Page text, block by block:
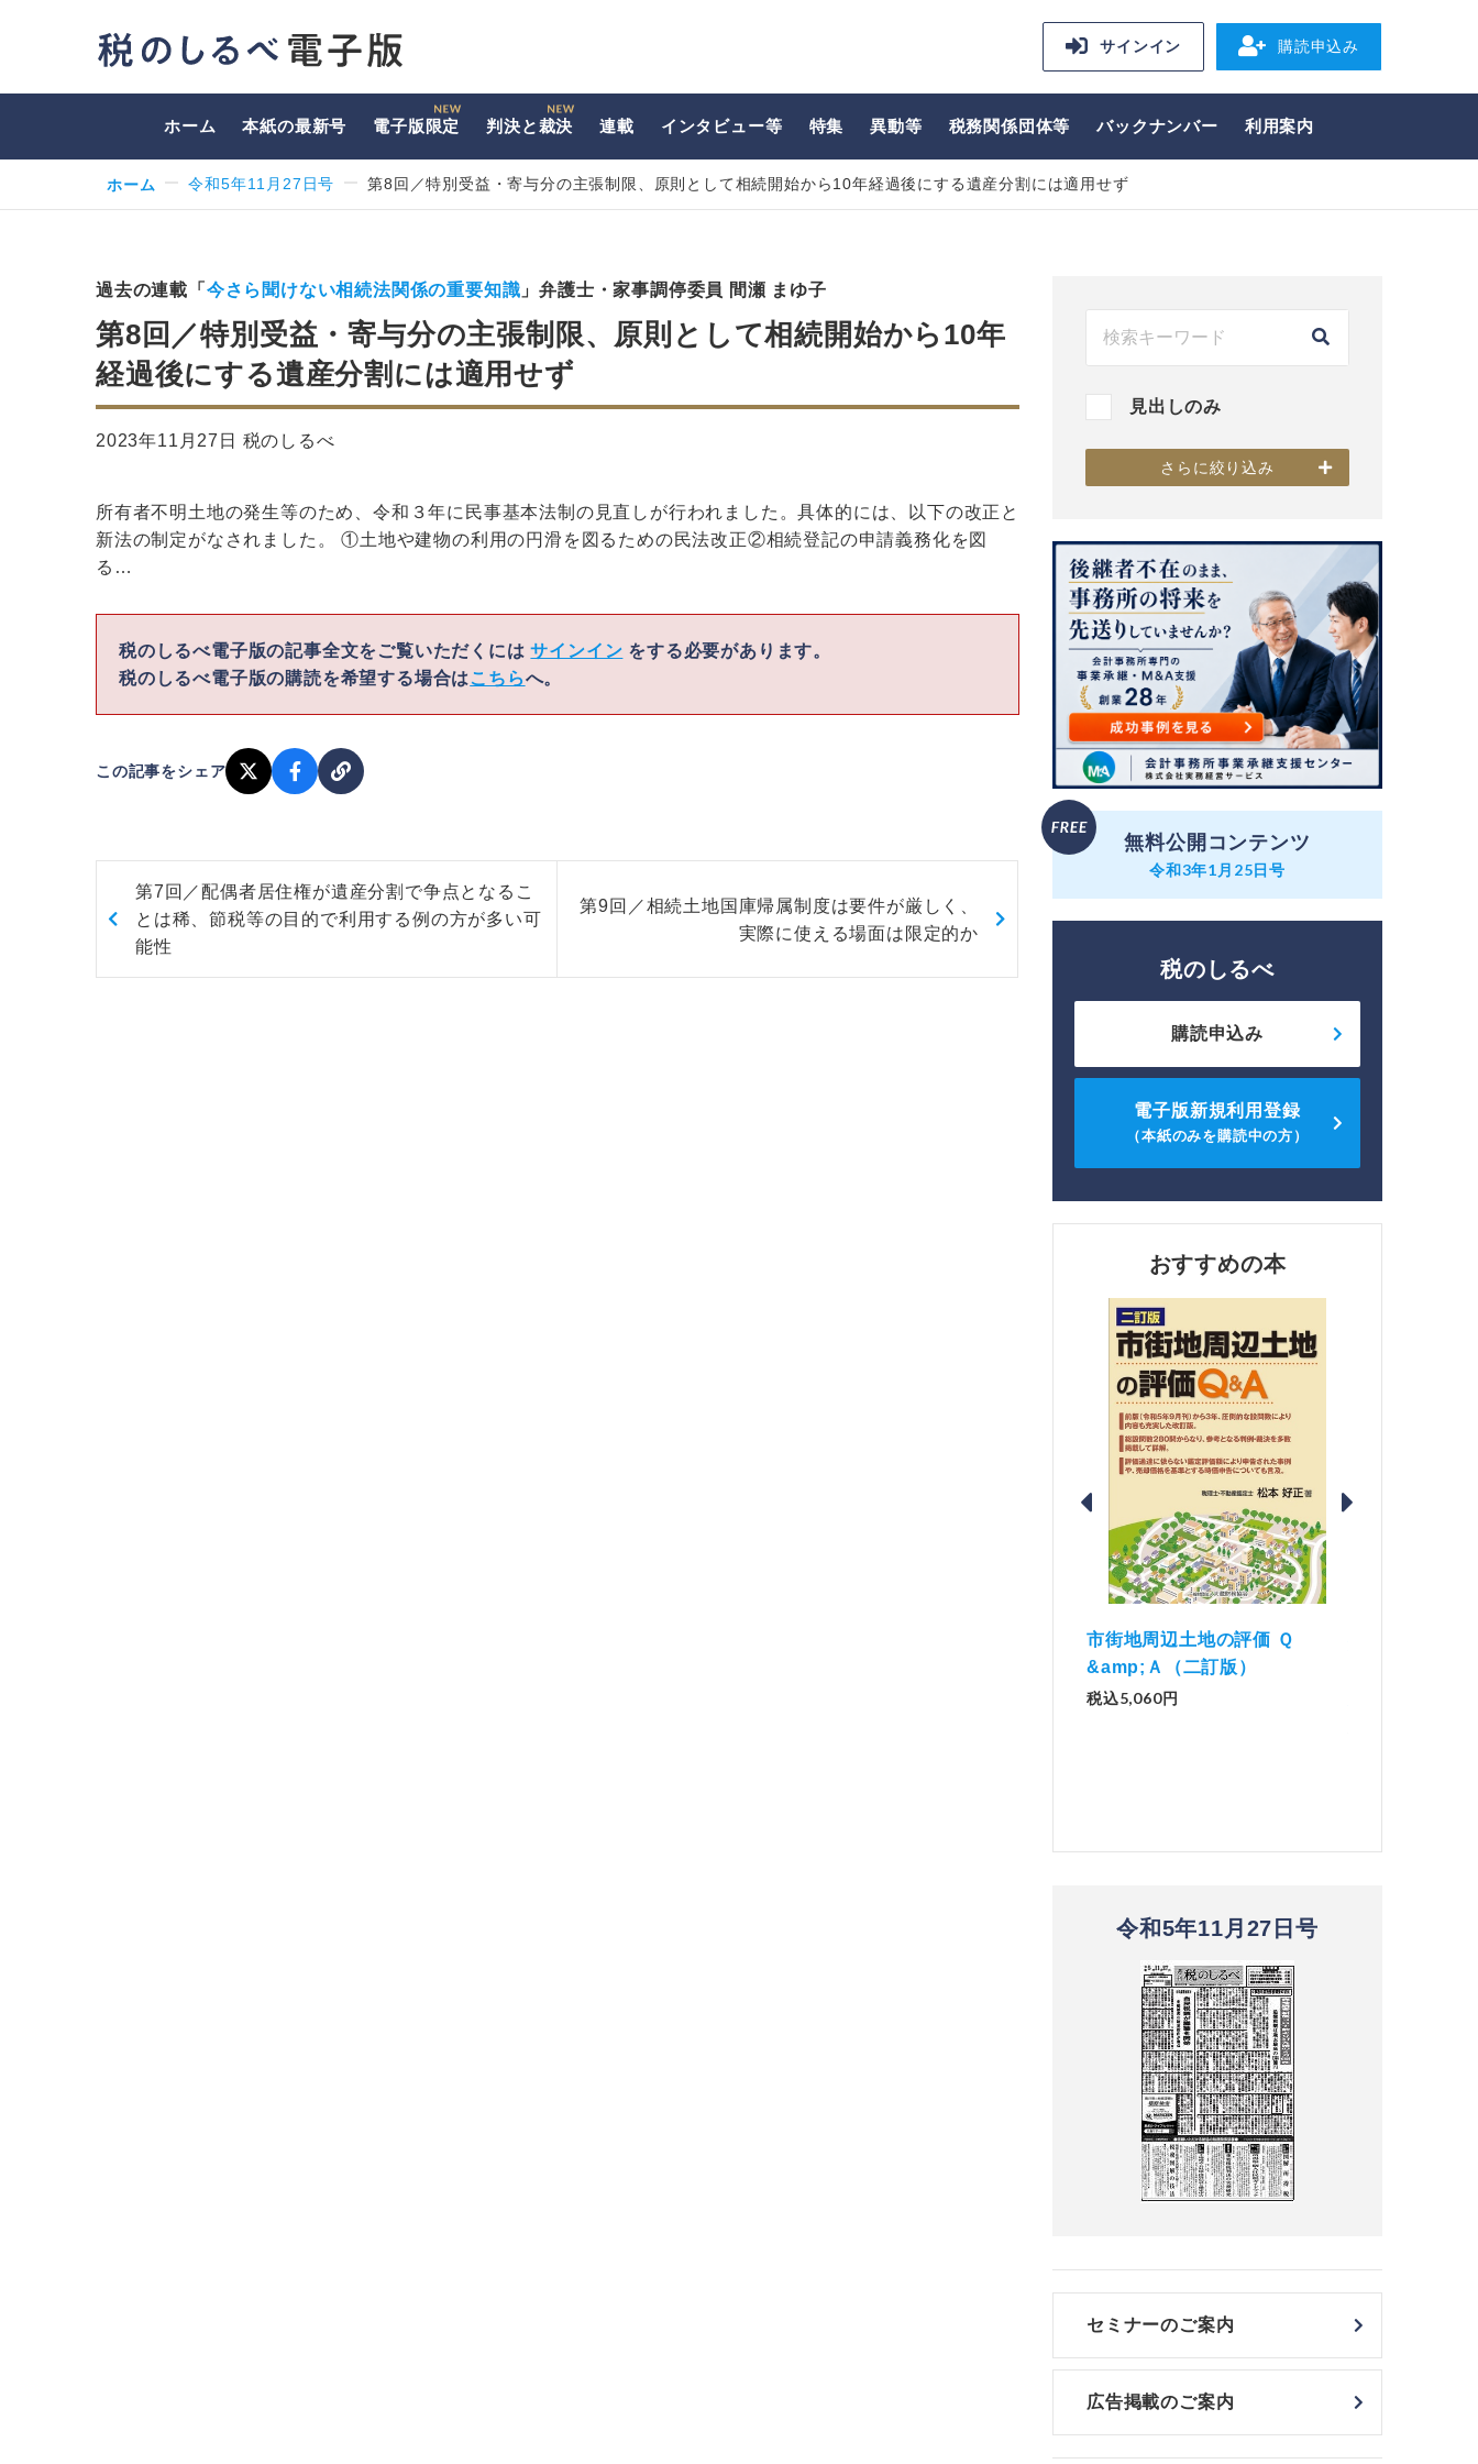
サインイン 購読申込み
ホーム 本紙の最新号 電子版限定 判決と裁決 連載 インタビュー等 特集 異動等 税務関係団体等 バックナンバー 利用案内
ホーム 令和5年11月27日号 第8回／特別受益・寄与分の主張制限、原則として相続開始から10年経過後にする遺産分割には適用せず
過去の連載「 今さら聞けない相続法関係の重要知識 」弁護士・家事調停委員 間瀬 まゆ子
第8回／特別受益・寄与分の主張制限、原則として相続開始から10年
経過後にする遺産分割には適用せず
2023年11月27日 税のしるべ
所有者不明土地の発生等のため、令和３年に民事基本法制の見直しが行われました。具体的には、以下の改正と
新法の制定がなされました。 ①土地や建物の利用の円滑を図るための民法改正②相続登記の申請義務化を図
る…
税のしるべ電子版の記事全文をご覧いただくにはサインイン をする必要があります。
税のしるべ電子版の購読を希望する場合は こちらへ。
この記事をシェア
第7回／配偶者居住権が遺産分割で争点となるこ
とは稀、節税等の目的で利用する例の方が多い可
能性
第9回／相続土地国庫帰属制度は要件が厳しく、
実際に使える場面は限定的か
見出しのみ
さらに絞り込み
無料公開コンテンツ
令和3年1月25日号
税のしるべ
購読申込み
電子版新規利用登録
（本紙のみを購読中の方）
おすすめの本
解説とQ&amp;Aでわかる 電子
帳簿等保存制度の実務（改訂
版）
令和5年11月27日号
セミナーのご案内
広告掲載のご案内